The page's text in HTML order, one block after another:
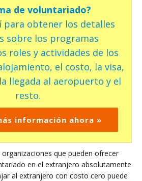
de voluntariado?
para obtener los detalles
sobre los programas
roles y actividades de los
el costo, la visa,
llegada al aeropuerto y el
resto.
información ahora »
que pueden ofrecer
en el extranjero absolutamente
al extranjero con costo cero puede